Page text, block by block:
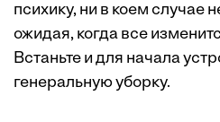
психику, ни в коем случае
ожидая, когда все
Встаньте и для начала
генеральную уборку.